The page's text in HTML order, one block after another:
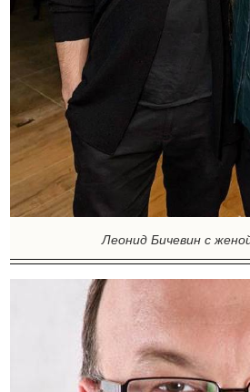
Леонид Бичевин с